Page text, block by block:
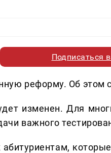
Подписаться
реформу. Об этом
изменен. Для
важного